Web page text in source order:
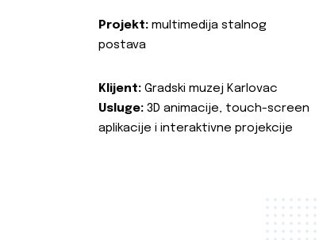
Projekt: multimedija stalnog
postava
Klijent: Gradski muzej Karlovac
Usluge: 3D animacije, touch-screen
aplikacije i interaktivne projekcije